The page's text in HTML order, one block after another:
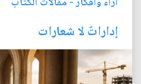
إداراتٌ لا شعارات